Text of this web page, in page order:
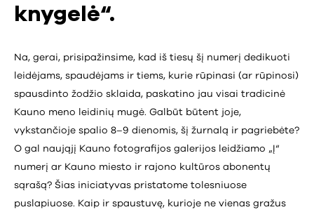
knygelė“.
Na, gerai, prisipažinsime, kad iš tiesų šį numerį dedikuoti
leidėjams, spaudėjams ir tiems, kurie rūpinasi (ar rūpinosi)
spausdinto žodžio sklaida, paskatino jau visai tradicinė
Kauno meno leidinių mugė. Galbūt būtent joje,
vykstančioje spalio 8–9 dienomis, šį žurnalą ir pagriebėte?
O gal naująjį Kauno fotografijos galerijos leidžiamo „Į“
numerį ar Kauno miesto ir rajono kultūros abonentų
sąrašą? Šias iniciatyvas pristatome tolesniuose
puslapiuose. Kaip ir spaustuvę, kurioje ne vienas gražus